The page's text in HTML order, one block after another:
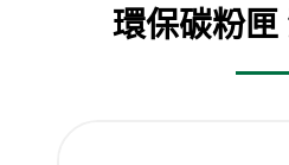
環保碳粉匣